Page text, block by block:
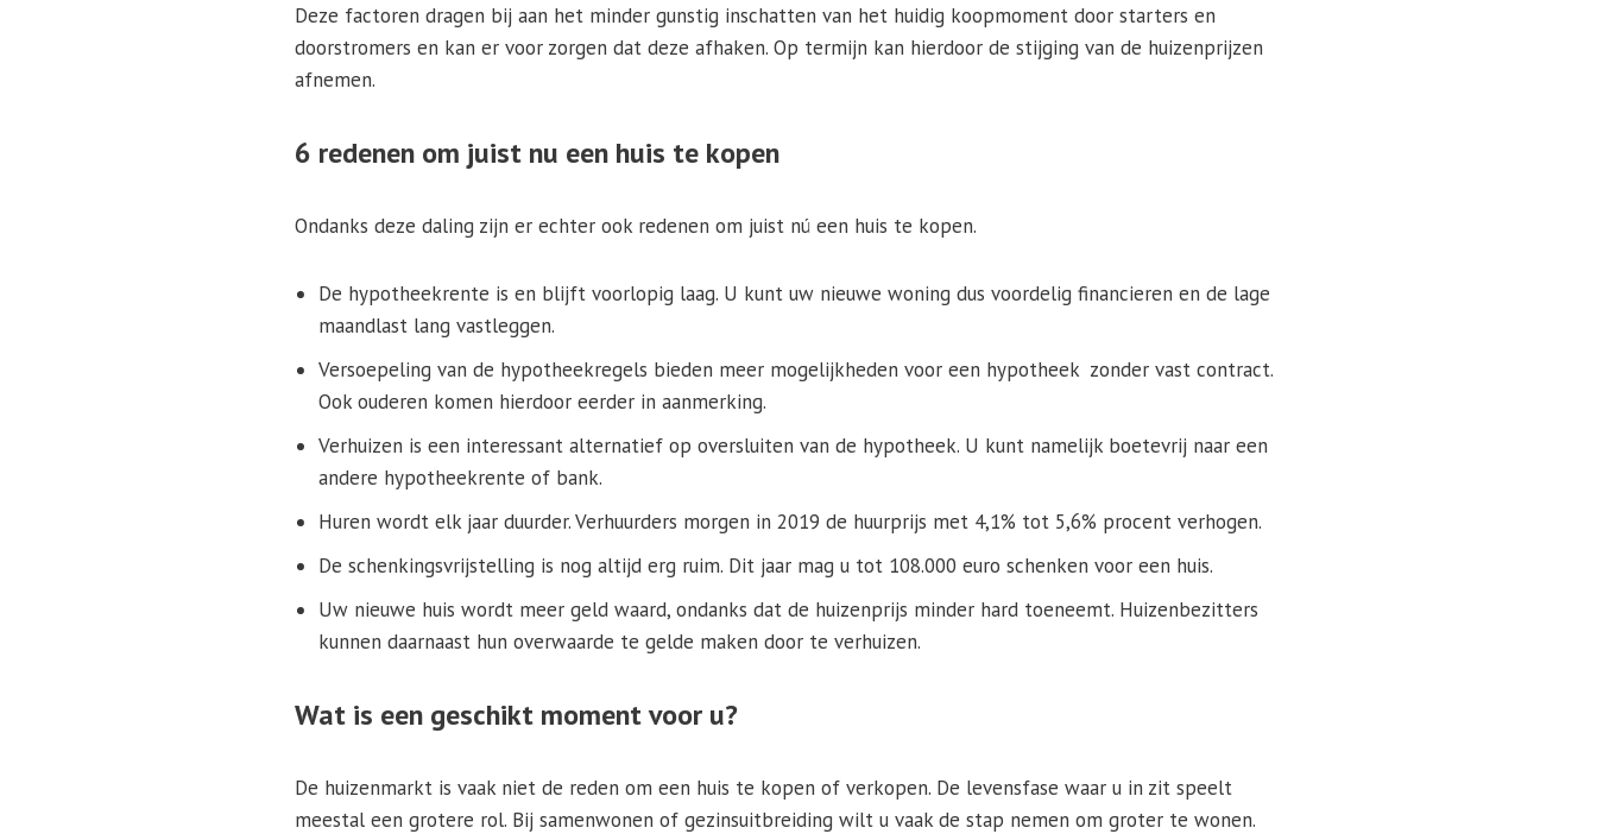
Deze factoren dragen bij aan het minder gunstig inschatten van het huidig koopmoment door starters en
doorstromers en kan er voor zorgen dat deze afhaken. Op termijn kan hierdoor de stijging van de huizenprijzen
afnemen.
6 redenen om juist nu een huis te kopen
Ondanks deze daling zijn er echter ook redenen om juist nú een huis te kopen.
De hypotheekrente is en blijft voorlopig laag. U kunt uw nieuwe woning dus voordelig financieren en de lage
maandlast lang vastleggen.
Versoepeling van de hypotheekregels bieden meer mogelijkheden voor een hypotheek zonder vast contract.
Ook ouderen komen hierdoor eerder in aanmerking.
Verhuizen is een interessant alternatief op oversluiten van de hypotheek. U kunt namelijk boetevrij naar een
andere hypotheekrente of bank.
Huren wordt elk jaar duurder. Verhuurders morgen in 2019 de huurprijs met 4,1% tot 5,6% procent verhogen.
De schenkingsvrijstelling is nog altijd erg ruim. Dit jaar mag u tot 108.000 euro schenken voor een huis.
Uw nieuwe huis wordt meer geld waard, ondanks dat de huizenprijs minder hard toeneemt. Huizenbezitters
kunnen daarnaast hun overwaarde te gelde maken door te verhuizen.
Wat is een geschikt moment voor u?
De huizenmarkt is vaak niet de reden om een huis te kopen of verkopen. De levensfase waar u in zit speelt
meestal een grotere rol. Bij samenwonen of gezinsuitbreiding wilt u vaak de stap nemen om groter te wonen.